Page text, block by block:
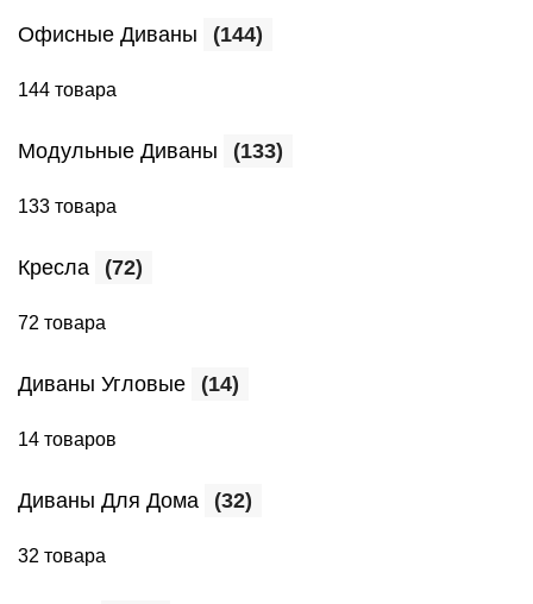
Офисные Диваны (144)
144 товара
Модульные Диваны (133)
133 товара
Кресла (72)
72 товара
Диваны Угловые (14)
14 товаров
Диваны Для Дома (32)
32 товара